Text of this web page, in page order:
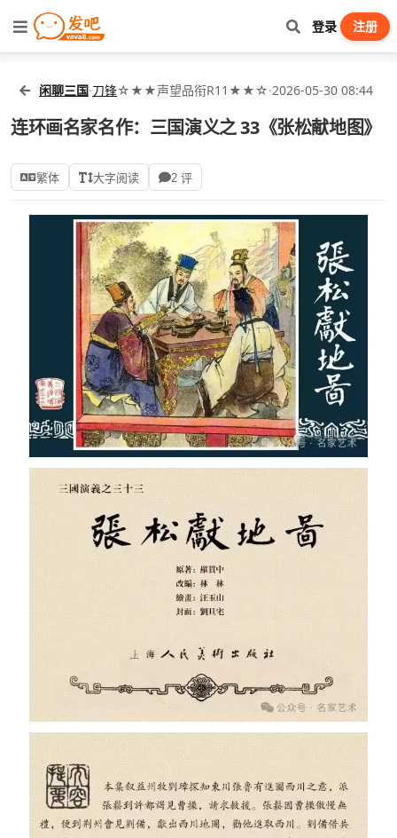
登录 注册
闲聊三国·刀锋☆★★声望品衔R11★★☆·2026-05-30 08:44
连环画名家名作：三国演义之 33《张松献地图》
繁体 大字阅读 2 评